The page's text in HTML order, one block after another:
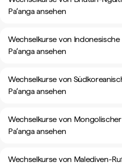
Paʻanga ansehen
Wechselkurse von Indonesische
Paʻanga ansehen
Wechselkurse von
Paʻanga ansehen
Wechselkurse von
Paʻanga ansehen
Wechselkurse von Malediven-